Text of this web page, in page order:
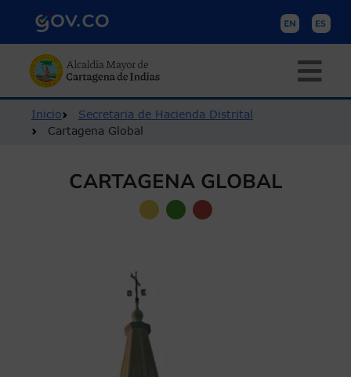
Ruta de navegación
Inicio
Secretaria de Hacienda Distrital
Cartagena Global
CARTAGENA GLOBAL